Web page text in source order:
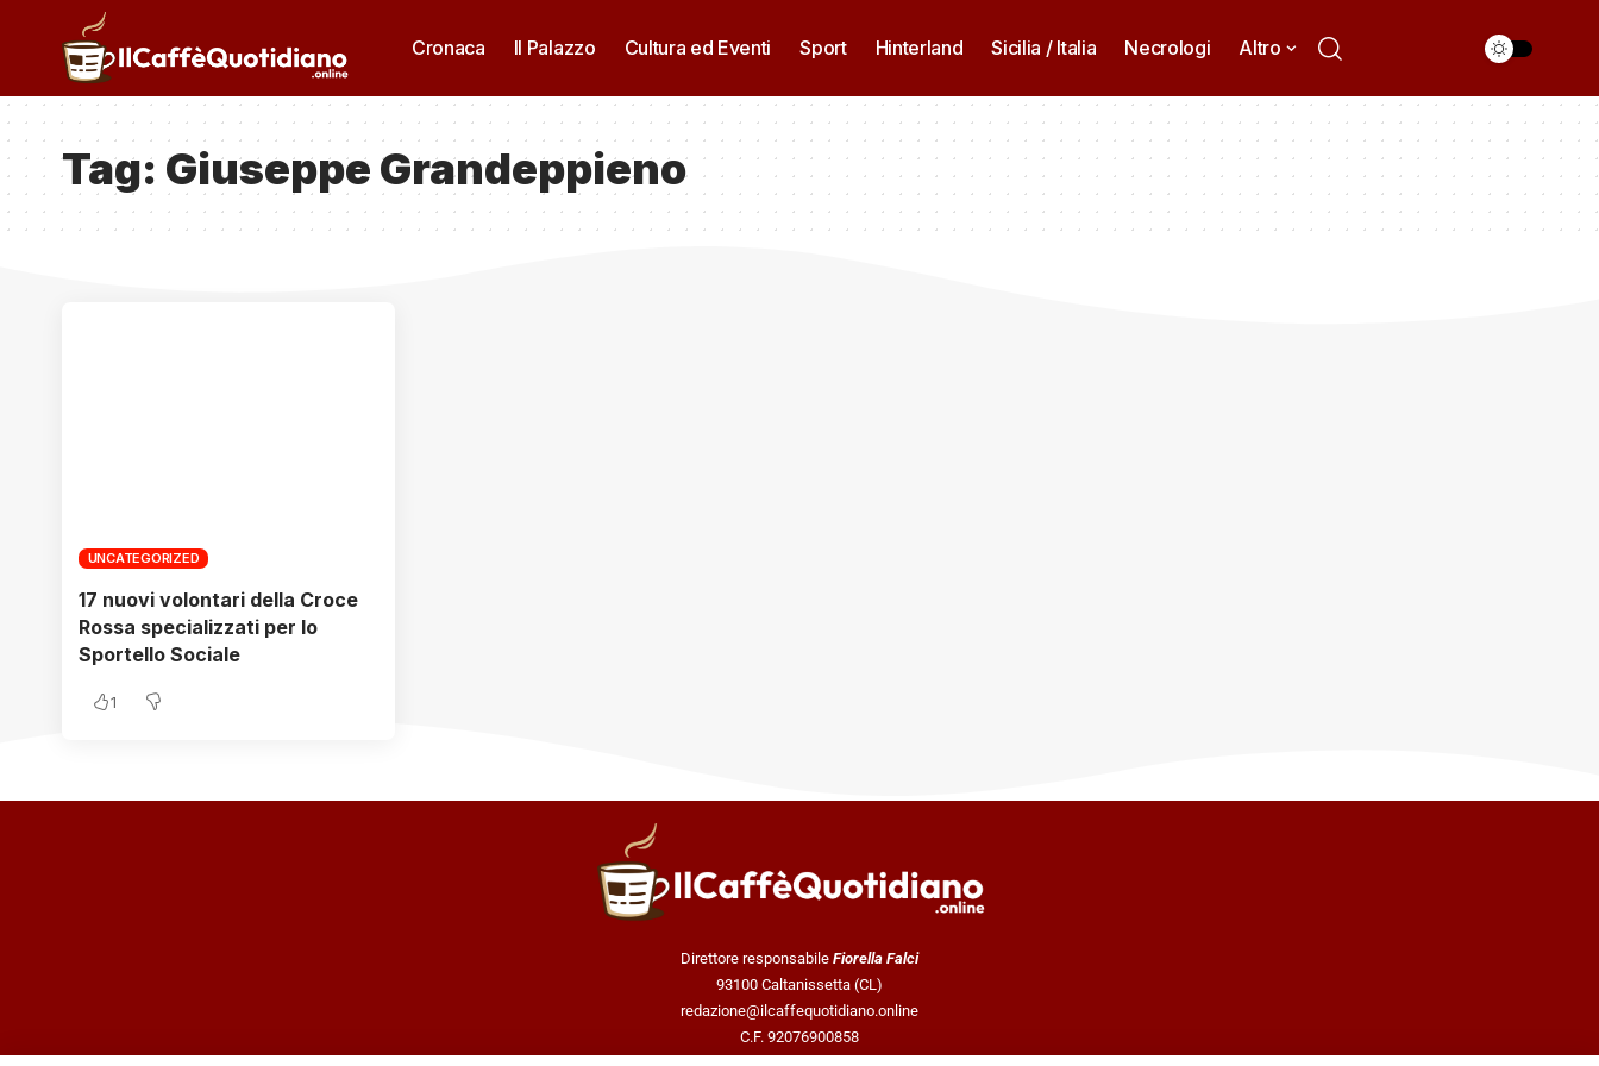
Cronaca Il Palazzo Cultura ed Eventi Sport Hinterland Sicilia / Italia Necrologi Altro
Tag: Giuseppe Grandeppieno
UNCATEGORIZED
17 nuovi volontari della Croce
Rossa specializzati per lo
Sportello Sociale
1
Direttore responsabile Fiorella Falci
93100 Caltanissetta (CL)
redazione@ilcaffequotidiano.online
C.F. 92076900858